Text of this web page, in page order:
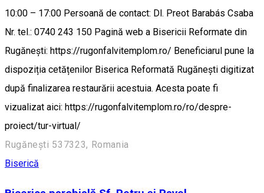
10:00 – 17:00 Persoană de contact: Dl. Preot Barabás Csaba
Nr. tel.: 0740 243 150 Pagină web a Bisericii Reformate din
Rugănești: https://rugonfalvitemplom.ro/ Beneficiarul pune la
dispoziția cetățenilor Biserica Reformată Rugănești digitizat
după finalizarea restaurării acestuia. Acesta poate fi
vizualizat aici: https://rugonfalvitemplom.ro/ro/despre-
proiect/tur-virtual/
Rugănești 537323, Romania
Biserică